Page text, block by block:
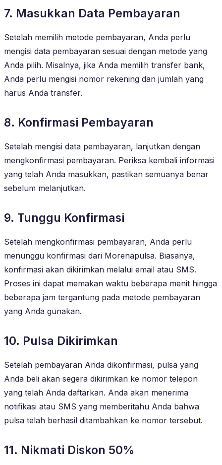
7. Masukkan Data Pembayaran
Setelah memilih metode pembayaran, Anda perlu
mengisi data pembayaran sesuai dengan metode yang
Anda pilih. Misalnya, jika Anda memilih transfer bank,
Anda perlu mengisi nomor rekening dan jumlah yang
harus Anda transfer.
8. Konfirmasi Pembayaran
Setelah mengisi data pembayaran, lanjutkan dengan
mengkonfirmasi pembayaran. Periksa kembali informasi
yang telah Anda masukkan, pastikan semuanya benar
sebelum melanjutkan.
9. Tunggu Konfirmasi
Setelah mengkonfirmasi pembayaran, Anda perlu
menunggu konfirmasi dari Morenapulsa. Biasanya,
konfirmasi akan dikirimkan melalui email atau SMS.
Proses ini dapat memakan waktu beberapa menit hingga
beberapa jam tergantung pada metode pembayaran
yang Anda gunakan.
10. Pulsa Dikirimkan
Setelah pembayaran Anda dikonfirmasi, pulsa yang
Anda beli akan segera dikirimkan ke nomor telepon
yang telah Anda daftarkan. Anda akan menerima
notifikasi atau SMS yang memberitahu Anda bahwa
pulsa telah berhasil ditambahkan ke nomor tersebut.
11. Nikmati Diskon 50%